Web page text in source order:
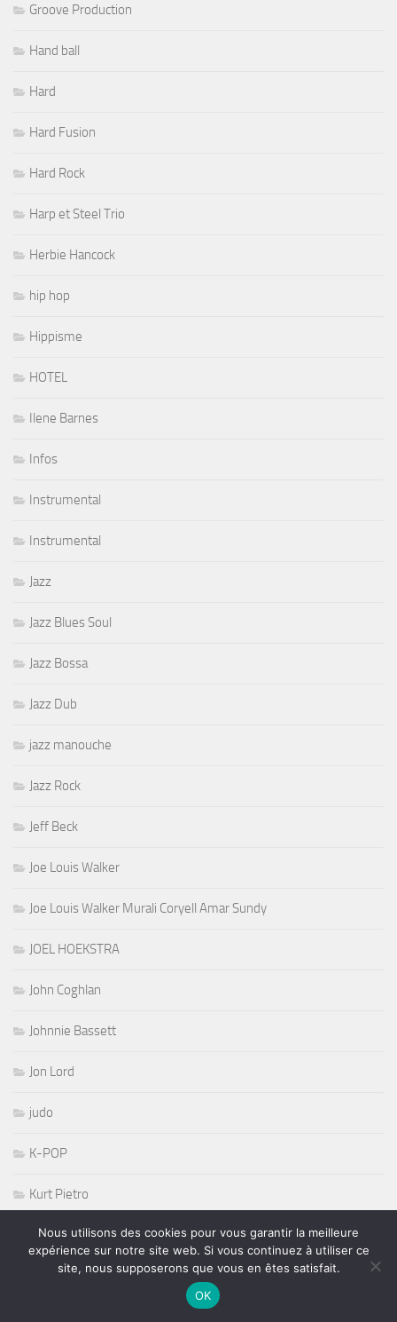
Groove Production
Hand ball
Hard
Hard Fusion
Hard Rock
Harp et Steel Trio
Herbie Hancock
hip hop
Hippisme
HOTEL
Ilene Barnes
Infos
Instrumental
Instrumental
Jazz
Jazz Blues Soul
Jazz Bossa
Jazz Dub
jazz manouche
Jazz Rock
Jeff Beck
Joe Louis Walker
Joe Louis Walker Murali Coryell Amar Sundy
JOEL HOEKSTRA
John Coghlan
Johnnie Bassett
Jon Lord
judo
K-POP
Kurt Pietro
L'Olympia
La coupe Georges Baptiste
Nous utilisons des cookies pour vous garantir la meilleure
expérience sur notre site web. Si vous continuez à utiliser ce
site, nous supposerons que vous en êtes satisfait.
OK